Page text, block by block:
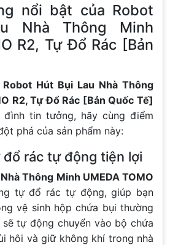
nổi bật của Robot
Nhà Thông Minh
R2, Tự Đổ Rác [Bản
Robot Hút Bụi Lau Nhà Thông
R2, Tự Đổ Rác [Bản Quốc Tế]
tin tưởng, hãy cùng điểm
phá của sản phẩm này:
đổ rác tự động tiện lợi
Thông Minh UMEDA TOMO
tự đổ rác tự động, giúp bạn
vệ sinh hộp chứa bụi thường
sẽ tự động chuyển vào bộ chứa
hôi và giữ không khí trong nhà